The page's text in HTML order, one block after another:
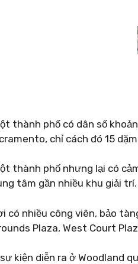
thành phố có dân số
chỉ cách đó 15
thành phố nhưng lại có
tâm gần nhiều khu giải trí.
có nhiều công viên, bảo
Plaza, West Court
kiện diễn ra ở Woodland